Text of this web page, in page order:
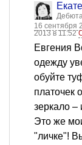
16 сентября
2013 в 11:52
Евгения
одежду
обуйте
платочек
зеркало –
Это же
"личке"!